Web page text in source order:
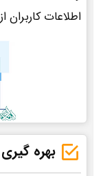
اطلاعات کاربران
بهره